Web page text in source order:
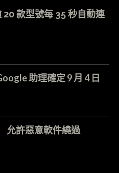
20 款型號每 35 秒自動連
助理確定 9 月 4 日
允許惡意軟件繞過